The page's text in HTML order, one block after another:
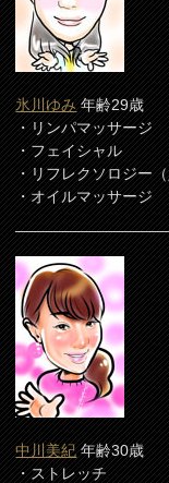
氷川ゆみ年齢29歳
・リンパマッサージ
・フェイシャル
・リフレクソロジー
・オイルマッサージ
中川美紀年齢30歳
・ストレッチ